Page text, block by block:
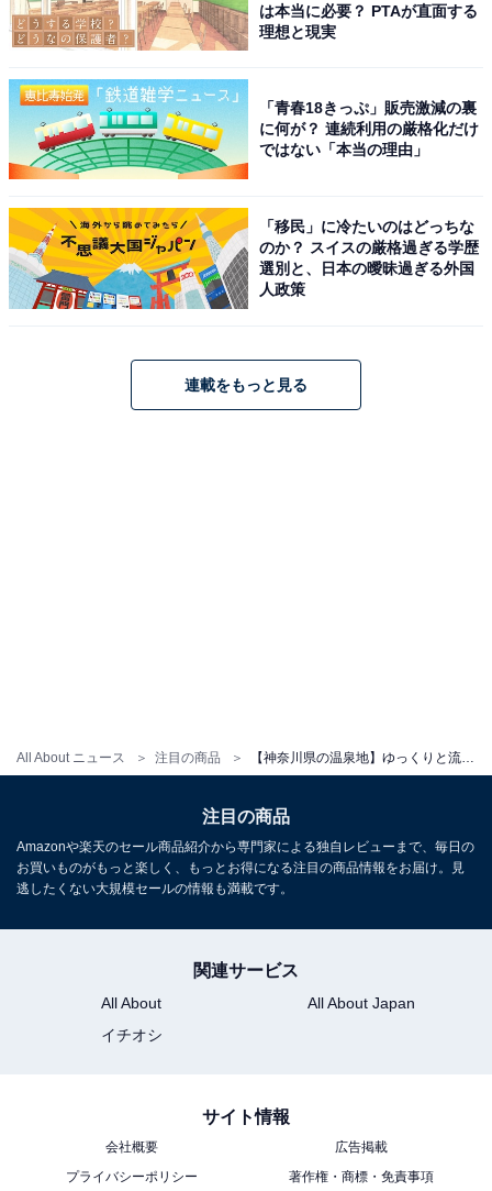
All About ニュース 注目の商品
奥湯河原に佇む「湯河原温泉 青巒荘(せいらんそう)」
は、創業から間もなく100年を迎える昭和の古き良き懐
かしさを遺す宿です。落差38mの白龍の滝を眼前に仰ぐ
食ビュッフェ」を楽しめるほか、滞年中飲み放題のオー
ルインクルーシブドリンクコーナーも魅力です。
所在地：神奈川県足柄下郡湯河原町宮上679
交通手段：JR湯河原駅より奥湯河原行のバスで約20分／
東名厚木ICから小田原厚木道路へ、湯河原方面へ約60分
料金
※料金は公式Webサイト参考価格
※プラン・部屋により価格は変動します
は本当に必要？ PTAが直面する
理想と現実
「青春18きっぷ」販売激減の裏
に何が？ 連続利用の厳格化だけ
ではない「本当の理由」
「移民」に冷たいのはどっちな
のか？ スイスの厳格過ぎる学歴
選別と、日本の曖昧過ぎる外国
人政策
連載をもっと見る
注目の商品
Amazonや楽天のセール商品紹介から専門家による独自レビューまで、毎日の
お買いものがもっと楽しく、もっとお得になる注目の商品情報をお届け。見
逃したくない大規模セールの情報も満載です。
関連サービス
All About
All About Japan
イチオシ
サイト情報
会社概要
広告掲載
プライバシーポリシー
著作権・商標・免責事項